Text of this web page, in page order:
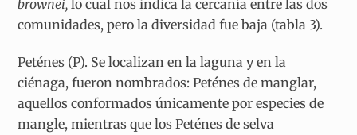
brownei,lo cual nos indica la cercanía entre las dos
comunidades, pero la diversidad fue baja (tabla 3).
Peténes (P). Se localizan en la laguna y en la
ciénaga, fueron nombrados: Peténes de manglar,
aquellos conformados únicamente por especies de
mangle, mientras que los Peténes de selva